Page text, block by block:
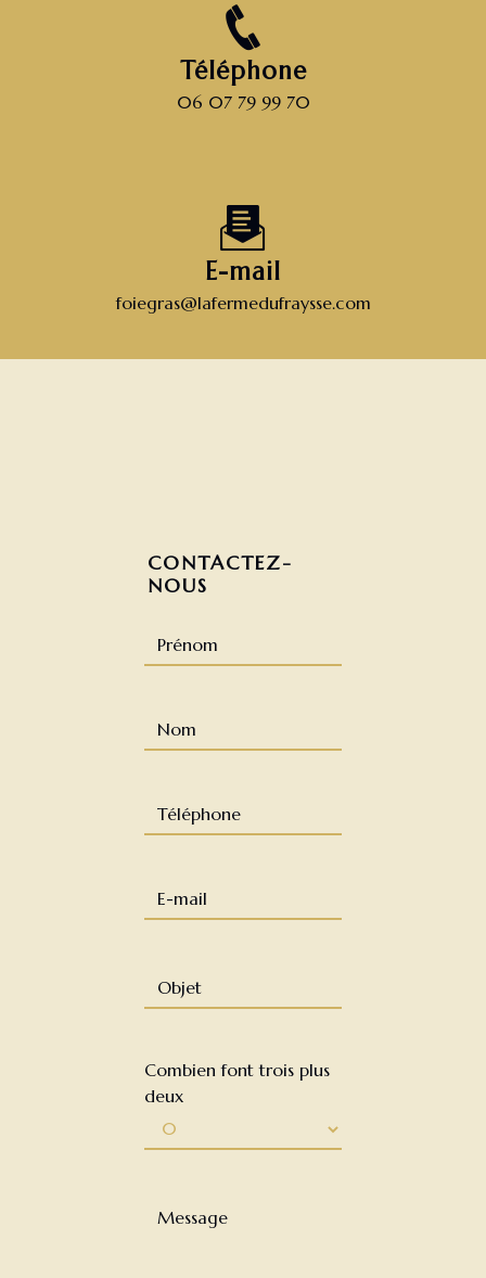
Téléphone
06 07 79 99 70
E-mail
foiegras@lafermedufraysse.com
CONTACTEZ-
NOUS
Combien font trois plus
deux